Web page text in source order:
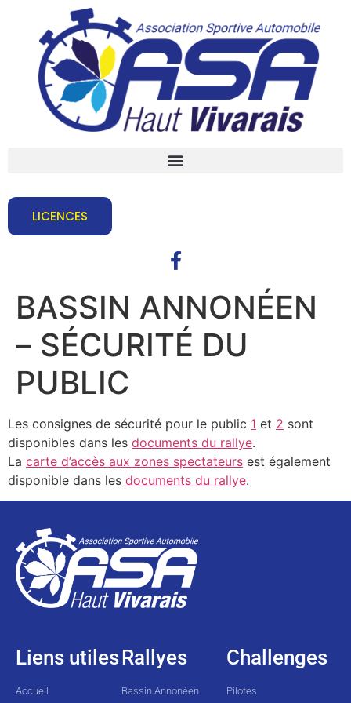
LICENCES
BASSIN ANNONÉEN
– SÉCURITÉ DU
PUBLIC
Les consignes de sécurité pour le public 1 et 2 sont
disponibles dans les documents du rallye.
La carte d’accès aux zones spectateurs est également
disponible dans les documents du rallye.
Liens utiles
Accueil
Rallyes
Bassin Annonéen
Challenges
Pilotes